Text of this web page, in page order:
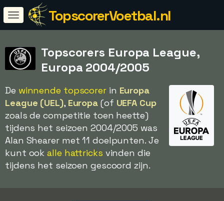
TopscorerVoetbal.nl
Topscorers Europa League,
Europa 2004/2005
De winnende topscorerin Europa
League (UEL), Europa (of UEFA Cup
zoals de competitie toen heette)
tijdens het seizoen 2004/2005 was
Alan Shearer met 11 doelpunten. Je
kunt ookalle hattricks vinden die
tijdens het seizoen gescoord zijn.